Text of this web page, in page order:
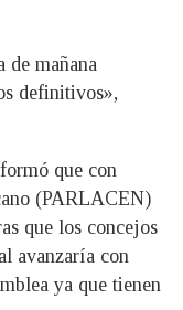
de mañana
definitivos»,
que con
(PARLACEN)
que los concejos
avanzaría con
ya que tienen